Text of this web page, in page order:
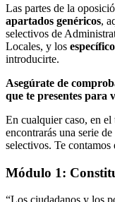
Las partes de la
apartados genéricos,
selectivos de
Locales, y los
introducirte.
Asegúrate de
que te presentes para
En cualquier caso, en
encontrarás una serie
selectivos. Te contamos
Módulo 1: